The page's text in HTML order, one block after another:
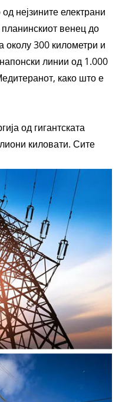
нејзините електрани
планинскиот венец до
околу 300 километри и
линии од 1.000
како што е
од гигантската
киловати. Сите